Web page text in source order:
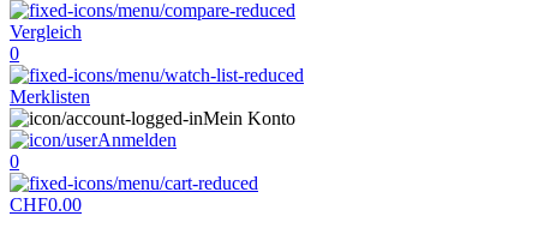
Vergleich
0
Merklisten
Mein Konto
Anmelden
0
CHF0.00